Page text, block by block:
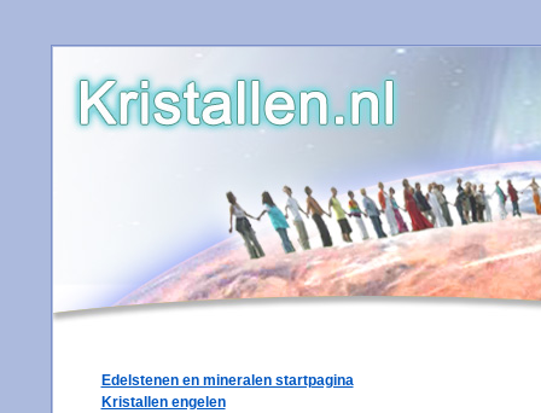
Edelstenen en mineralen startpagina
Kristallen engelen